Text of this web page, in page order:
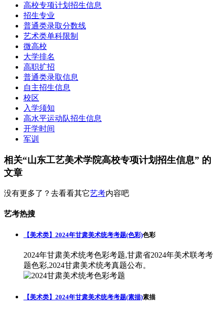
高校专项计划招生信息
招生专业
普通类录取分数线
艺术类单科限制
微高校
大学排名
高职扩招
普通类录取信息
自主招生信息
校区
入学须知
高水平运动队招生信息
开学时间
军训
相关“山东工艺美术学院高校专项计划招生信息” 的
文章
没有更多了？去看看其它艺考内容吧
艺考热搜
【美术类】2024年甘肃美术统考考题(色彩)色彩
2024年甘肃美术统考色彩考题,甘肃省2024年美术联考考
题色彩,2024甘肃美术统考真题公布。
【美术类】2024年甘肃美术统考考题(素描)素描